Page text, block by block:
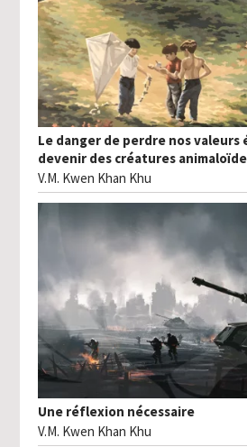
Le danger de perdre nos valeurs
devenir des créatures
V.M. Kwen Khan Khu
Une réflexion nécessaire
V.M. Kwen Khan Khu